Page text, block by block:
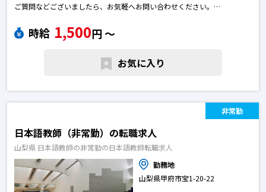
ご質問などございましたら、お気軽へお問い合わせください。
※求人によっては募集が終了している場合がございます。予めご了承下さ
い。日本語教師の転職求人
時給 1,500円 〜
お気に入り
非常勤
日本語教師（非常勤）の転職求人
山梨県 日本語教師の非常勤の日本語教師転職求人
勤務地
山梨県甲府市宝1-20-22